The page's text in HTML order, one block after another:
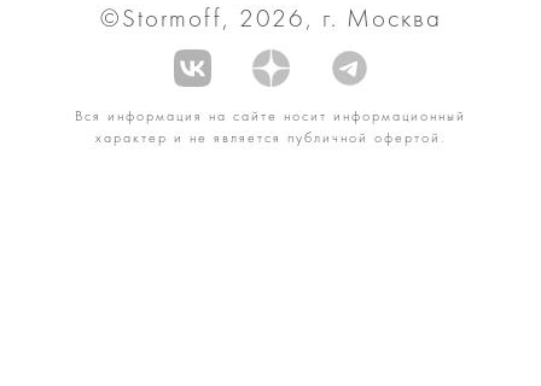
©Stormoff, 2026, г. Москва
Вся информация на сайте носит информационный
характер и не является публичной офертой.